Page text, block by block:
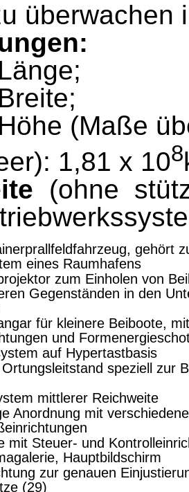
überwachen
(Maße
1,81 x 108
(ohne
gehört
eines Raumhafens
zum Einholen von
Gegenständen in den
für kleinere Beiboote,
und
auf Hypertastbasis
speziell zur
mittlerer Reichweite
Anordnung mit
mit Steuer- und
Hauptbildschirm
zur genauen
(29)